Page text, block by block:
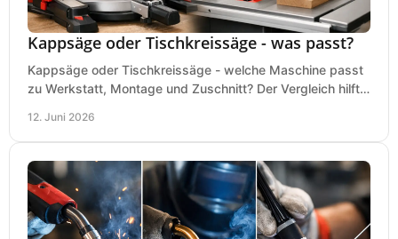
Kappsäge oder Tischkreissäge - was passt?
Kappsäge oder Tischkreissäge - welche Maschine passt
zu Werkstatt, Montage und Zuschnitt? Der Vergleich hilft
12. Juni 2026